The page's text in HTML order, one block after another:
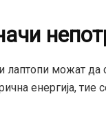
можат да
енергија, тие